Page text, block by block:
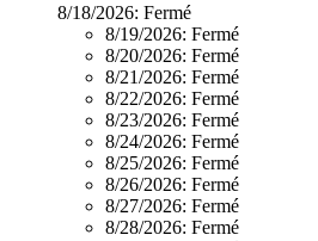
8/18/2026: Fermé
8/19/2026: Fermé
8/20/2026: Fermé
8/21/2026: Fermé
8/22/2026: Fermé
8/23/2026: Fermé
8/24/2026: Fermé
8/25/2026: Fermé
8/26/2026: Fermé
8/27/2026: Fermé
8/28/2026: Fermé